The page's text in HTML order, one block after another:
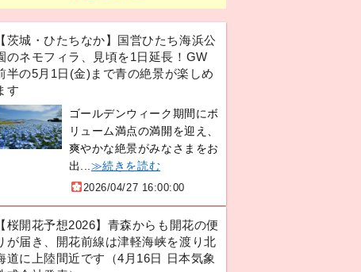
【茨城・ひたちなか】国営ひたち海浜公
のネモフィラ、見頃を1日延長！GW
半の5月1日(金)まで青の絶景が楽しめ
す
ゴールデンウィーク期間にボ
リューム満点の満開を迎え、
爽やかな絶景がみなさまをお
出... ≫続きを読む
2026/04/27 16:00:00
【桜開花予想2026】青森からも開花の便
が届き、開花前線は津軽海峡を渡り北
道に上陸間近です（4月16日 日本気象